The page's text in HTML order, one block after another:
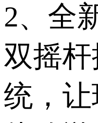
2、全
双摇
统，